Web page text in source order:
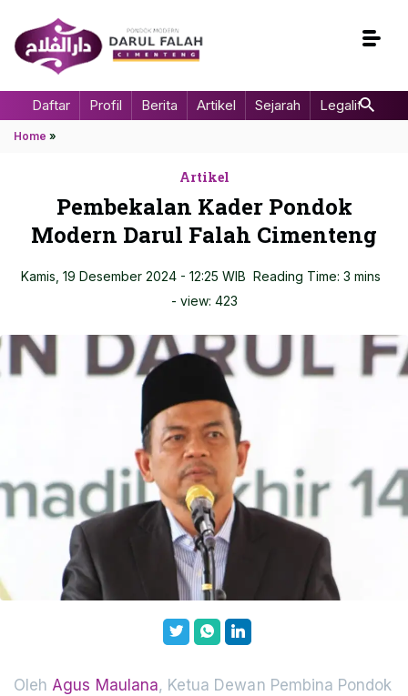
Daftar Profil Berita Artikel Sejarah Legalitas
Home »
Artikel
Pembekalan Kader Pondok
Modern Darul Falah Cimenteng
Kamis, 19 Desember 2024 - 12:25 WIB Reading Time: 3 mins
- view: 423
Oleh Agus Maulana, Ketua Dewan Pembina Pondok